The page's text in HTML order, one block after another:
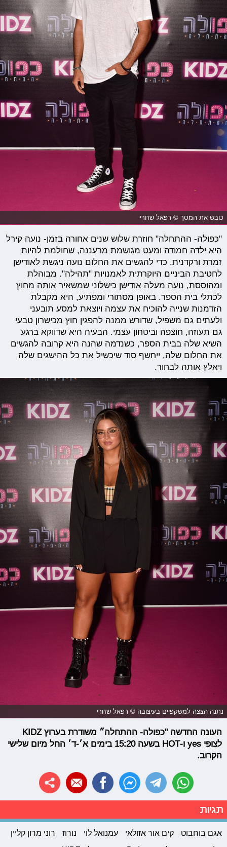
כובש את המסך © רפאל שחרי
"כפולה- ההתחלה" חוזרת שלוש שנים אחורה בזמן- נועה קירל
היא ילדה חמודה ומעט מגושמת מרעננה, שחולמת להיות
זמרת ורקדנית. כדי להגשים את החלום נועה ניגשת לאודישן
לחטיבת הביניים היוקרתית לאמנויות "תהילה". מבוהלת
ומהוססת, נועה מעלה אודישן כישלוני שמשאיר אותה מחוץ
לכתלי בית הספר. באופן מסתורי ומפתיע, היא מקבלת
הזדמנות שנייה להוכיח את עצמה ויוצאת למסע תובעני
ולעתים גם משפיל, שדורש ממנה להפגין חוץ מכישרון טבעי
גם תעוזה, חוצפה וביטחון עצמי. הבעיה היא שדווקא ברגע
השיא שלה בבית הספר, כשנדמה שהנה היא קרובה להגשים
את החלום שלה, ייחשף סוד שיכשיל את כל ההישגים שלה
ויאלץ אותה לבחור.
נתנה הצצה למשקפיים בעיצובה © רפאל שחרי
העונה החדשה "כפולה- ההתחלה״ משודרת בערוץ KIDZ
לצופי yes ו-HOT בשעה 15:20 בימים א׳-ד׳ החל מיום שלישי
הקרוב.
תגיות
אגם בוחבוט קים אור אזולאי עמנואל לוי נורוז
רוני מרון קליין